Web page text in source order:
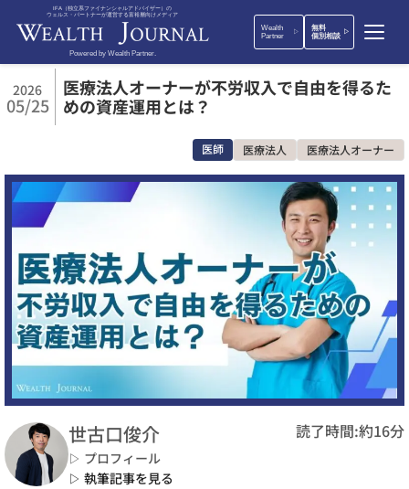
IFA（独立系ファイナンシャルアドバイザー）の
ウェルス・パートナーが運営する富裕層向けメディア
Powered by Wealth Partner.
Wealth
Partner
無料
個別相談
2026
05/25
医療法人オーナーが不労収入で自由を得るた
めの資産運用とは？
医師 医療法人 医療法人オーナー
世古口俊介
▷ プロフィール
▷ 執筆記事を見る
読了時間:約16分